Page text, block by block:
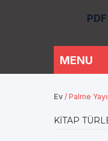
Ev / Palme
KITAP